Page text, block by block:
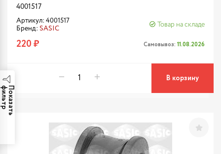
П
о
к
а
з
а
т
ь
ф
и
л
ь
т
4001517
Артикул: 4001517
Бренд: SASIC
Товар на складе
220 ₽ Самовывоз: 11.08.2026
В корзину